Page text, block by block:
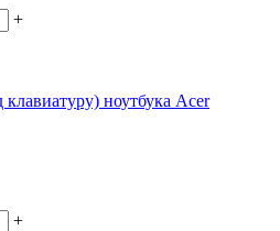
+
клавиатуру) ноутбука Acer
+